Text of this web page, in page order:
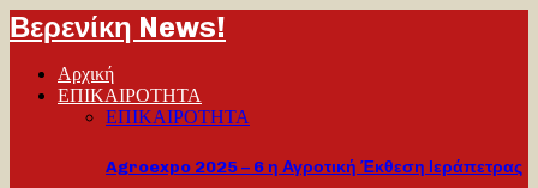
Βερενίκη News!
Αρχική
ΕΠΙΚΑΙΡΟΤΗΤΑ
ΕΠΙΚΑΙΡΟΤΗΤΑ
Agroexpo 2025 – 6 η Αγροτική Έκθεση Ιεράπετρας